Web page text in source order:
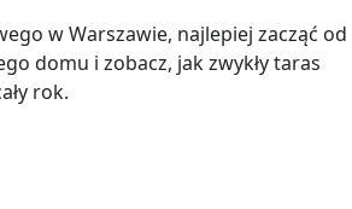
w Warszawie, najlepiej zacząć od
domu i zobacz, jak zwykły taras
rok.